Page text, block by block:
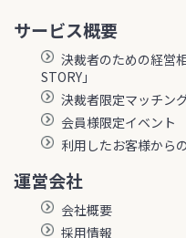
サービス概要
決裁者のための経営
STORY」
決裁者限定マッチン
会員様限定イベント
利用したお客様から
運営会社
会社概要
採用情報